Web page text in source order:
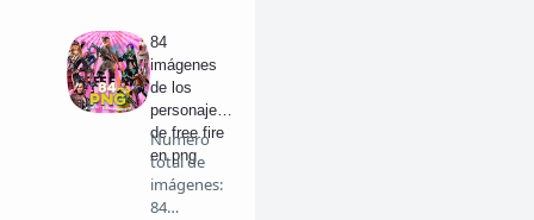
y masco…
84
imágenes
de los
personajes
de free fire
en png
Numero
total de
imágenes:
84